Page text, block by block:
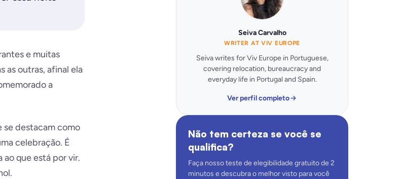
e muitas
as outras, afinal ela
a
se destacam como
celebração. É
ao que está por vir.
Seiva Carvalho
WRITER AT VIV EUROPE
Seiva writes for Viv Europe in Portuguese,
covering relocation, bureaucracy and
everyday life in Portugal and Spain.
Ver perfil completo
Não tem certeza se você se
qualifica?
Faça nosso teste de elegibilidade gratuito de 2
minutos e descubra o melhor visto para você